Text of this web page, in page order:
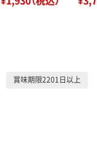
賞味期限2201日以上